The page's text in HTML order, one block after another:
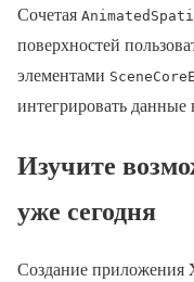
Сочетая
поверхностей
элементами
интегрировать
Изучите
уже сегодня
Создание приложения